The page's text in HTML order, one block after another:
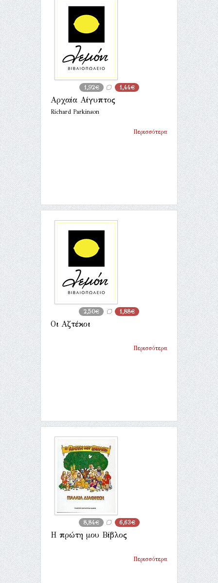
1,92€ 1,44€
Αρχαία Αίγυπτος
Richard Parkinson
Περισσότερα
2,50€ 1,88€
Οι Αζτέκοι
Περισσότερα
8,84€ 6,63€
Η πρώτη μου Βίβλος
Περισσότερα